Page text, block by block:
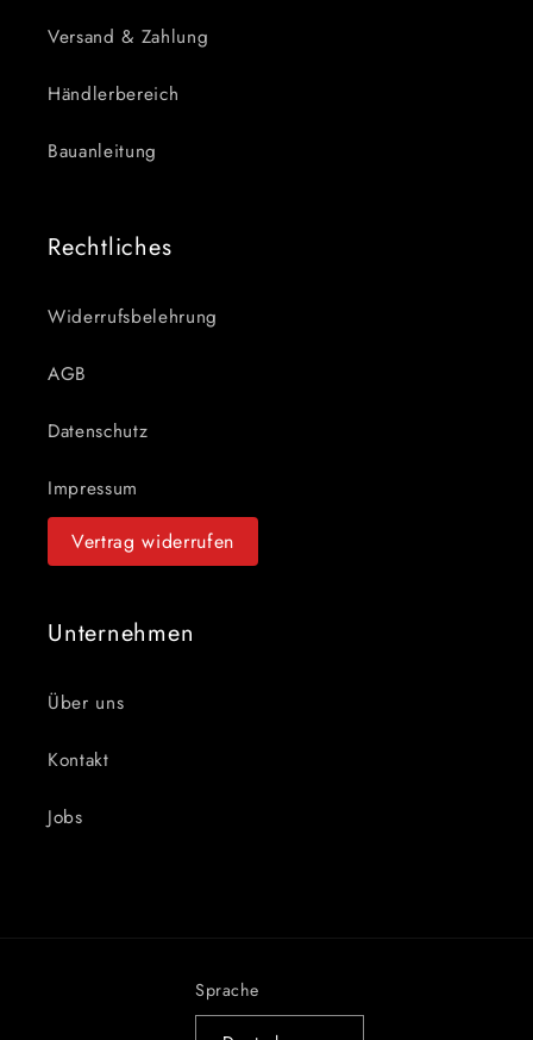
Versand & Zahlung
Händlerbereich
Bauanleitung
Rechtliches
Widerrufsbelehrung
AGB
Datenschutz
Impressum
Vertrag widerrufen
Unternehmen
Über uns
Kontakt
Jobs
Sprache